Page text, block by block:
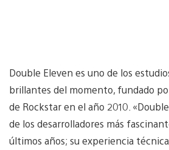
Double Eleven es uno de los
brillantes del momento, fundado
de Rockstar en el año 2010.
de los desarrolladores más
últimos años; su experiencia